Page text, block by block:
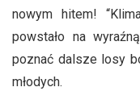
nowym hitem!
powstało na
poznać dalsze losy
młodych.